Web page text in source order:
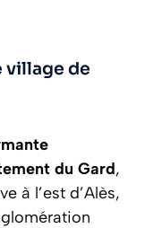
village de
du Gard,
à l’est d’Alès,